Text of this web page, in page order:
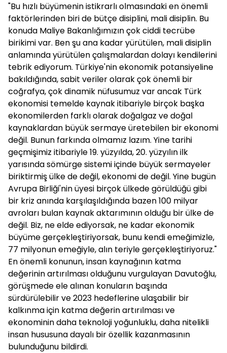
"Bu hızlı büyümenin istikrarlı olmasındaki en önemli
faktörlerinden biri de bütçe disiplini, mali disiplin. Bu
konuda Maliye Bakanlığımızın çok ciddi tecrübe
birikimi var. Ben şu ana kadar yürütülen, mali disiplin
anlamında yürütülen çalışmalardan dolayı kendilerini
tebrik ediyorum. Türkiye'nin ekonomik potansiyeline
bakıldığında, sabit veriler olarak çok önemli bir
coğrafya, çok dinamik nüfusumuz var ancak Türk
ekonomisi temelde kaynak itibariyle birçok başka
ekonomilerden farklı olarak doğalgaz ve doğal
kaynaklardan büyük sermaye üretebilen bir ekonomi
değil. Bunun farkında olmamız lazım. Yine tarihi
geçmişimiz itibariyle 19. yüzyılda, 20. yüzyılın ilk
yarısında sömürge sistemi içinde büyük sermayeler
biriktirmiş ülke de değil, ekonomi de değil. Yine bugün
Avrupa Birliği'nin üyesi birçok ülkede görüldüğü gibi
bir kriz anında karşılaşıldığında bazen 100 milyar
avroları bulan kaynak aktarımının olduğu bir ülke de
değil. Biz, ne elde ediyorsak, ne kadar ekonomik
büyüme gerçekleştiriyorsak, bunu kendi emeğimizle,
77 milyonun emeğiyle, alın teriyle gerçekleştiriyoruz."
En önemli konunun, insan kaynağının katma
değerinin artırılması olduğunu vurgulayan Davutoğlu,
görüşmede ele alınan konuların başında
sürdürülebilir ve 2023 hedeflerine ulaşabilir bir
kalkınma için katma değerin artırılması ve
ekonominin daha teknoloji yoğunluklu, daha nitelikli
insan hususuna dayalı bir özellik kazanmasının
bulunduğunu bildirdi.